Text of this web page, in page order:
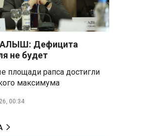
Дефицита
не будет
площади рапса достигли
максимума
00:34